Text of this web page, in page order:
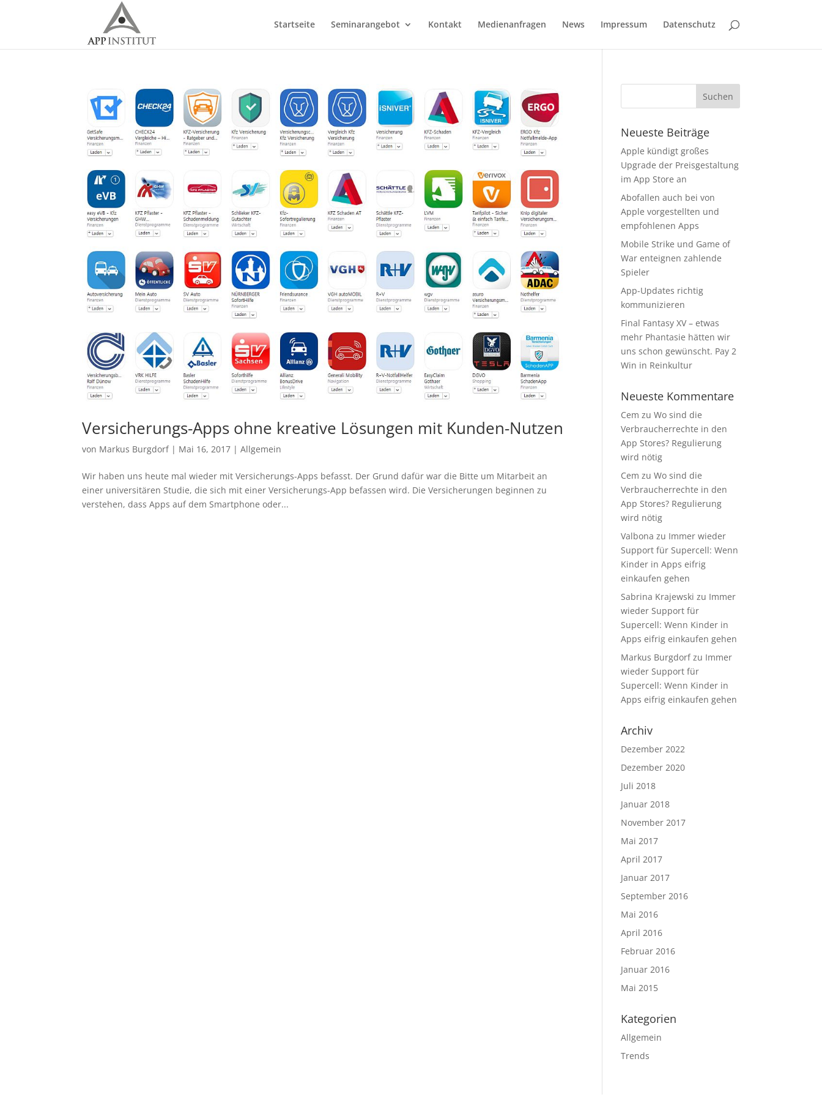
Startseite Seminarangebot Kontakt Medienanfragen News Impressum Datenschutz
Versicherungs-Apps ohne kreative Lösungen mit Kunden-Nutzen
von Markus Burgdorf| Mai 16, 2017 |Allgemein
Wir haben uns heute mal wieder mit Versicherungs-Apps befasst. Der Grund dafür war die Bitte um Mitarbeit an
einer universitären Studie, die sich mit einer Versicherungs-App befassen wird. Die Versicherungen beginnen zu
verstehen, dass Apps auf dem Smartphone oder...
Neueste Beiträge
Apple kündigt großes
Upgrade der Preisgestaltung
im App Store an
Abofallen auch bei von
Apple vorgestellten und
empfohlenen Apps
Mobile Strike und Game of
War enteignen zahlende
Spieler
App-Updates richtig
kommunizieren
Final Fantasy XV – etwas
mehr Phantasie hätten wir
uns schon gewünscht. Pay 2
Win in Reinkultur
Neueste Kommentare
Cem zuWo sind die
Verbraucherrechte in den
App Stores? Regulierung
wird nötig
Cem zuWo sind die
Verbraucherrechte in den
App Stores? Regulierung
wird nötig
Valbona zu Immer wieder
Support für Supercell: Wenn
Kinder in Apps eifrig
einkaufen gehen
Sabrina Krajewski zu Immer
wieder Support für
Supercell: Wenn Kinder in
Apps eifrig einkaufen gehen
Markus Burgdorfzu Immer
wieder Support für
Supercell: Wenn Kinder in
Apps eifrig einkaufen gehen
Archiv
Dezember 2022
Dezember 2020
Juli 2018
Januar 2018
November 2017
Mai 2017
April 2017
Januar 2017
September 2016
Mai 2016
April 2016
Februar 2016
Januar 2016
Mai 2015
Kategorien
Allgemein
Trends